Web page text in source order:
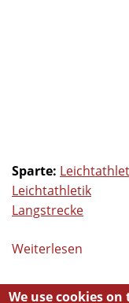
Sparte:
Leichtathletik
Langstrecke
Weiterlesen
We use cookies